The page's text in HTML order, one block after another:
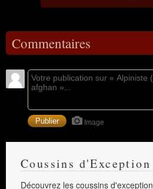
Commentaires
Image
Coussins d'Exception
Découvrez les coussins d'exception